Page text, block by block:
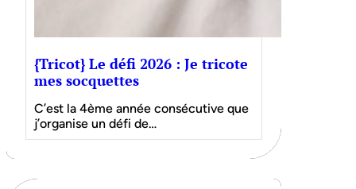
{Tricot} Le défi 2026 : Je tricote
mes socquettes
C’est la 4ème année consécutive que
j’organise un défi de…